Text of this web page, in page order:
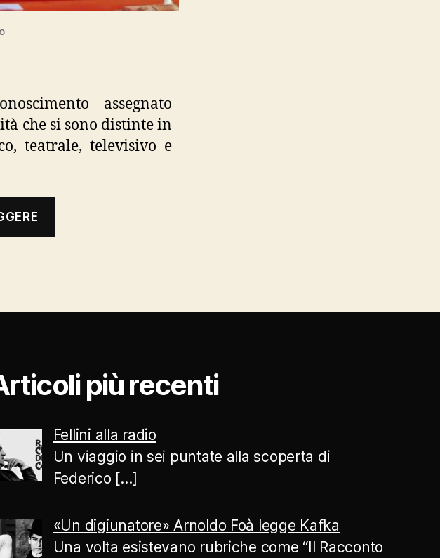
assegnato
che si sono distinte in
teatrale, televisivo e
più recenti
Fellini alla radio
Un viaggio in sei puntate alla scoperta di
Federico […]
«Un digiunatore» Arnoldo Foà legge Kafka
Una volta esistevano rubriche come “Il Racconto